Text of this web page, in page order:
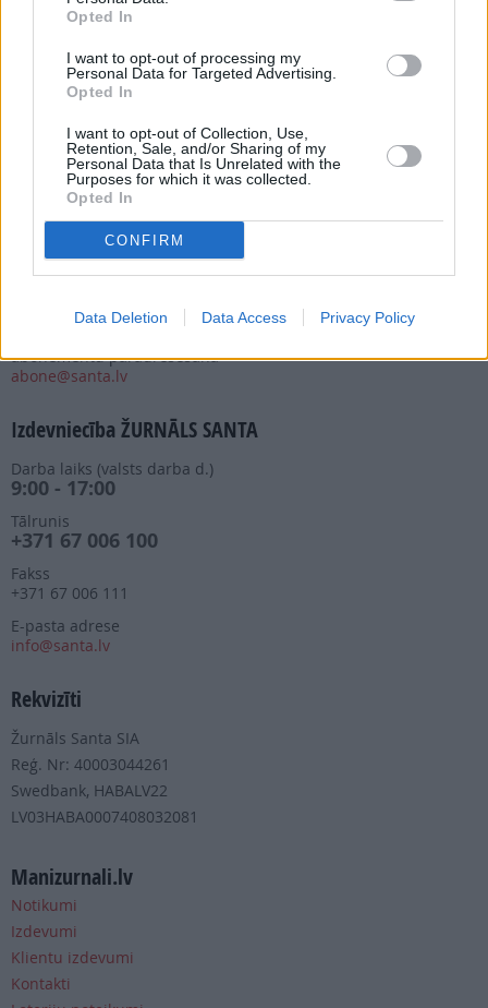
Opted In
I want to opt-out of processing my
Personal Data for Targeted Advertising.
Opted In
I want to opt-out of Collection, Use,
Retention, Sale, and/or Sharing of my
Personal Data that Is Unrelated with the
Purposes for which it was collected.
Opted In
CONFIRM
Data Deletion Data Access Privacy Policy
Nepalaid garām akcijas un jaunumus
Abonēšanas nodaļa
Darba laiks (valsts darba d.)
9:00 - 17:00
+371 67 006 114
abonementu pāradresēšana
abone@santa.lv
Izdevniecība ŽURNĀLS SANTA
Darba laiks (valsts darba d.)
9:00 - 17:00
Tālrunis
+371 67 006 100
Fakss
+371 67 006 111
E-pasta adrese
info@santa.lv
Rekvizīti
Žurnāls Santa SIA
Reģ. Nr: 40003044261
Swedbank, HABALV22
LV03HABA0007408032081
Manizurnali.lv
Notikumi
Izdevumi
Klientu izdevumi
Kontakti